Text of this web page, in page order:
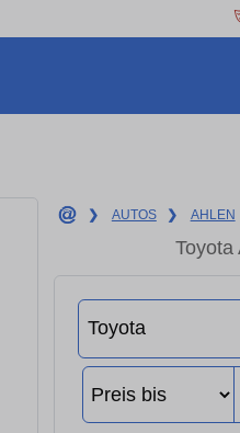
❯ AUTOS ❯ AHLEN
Toyota